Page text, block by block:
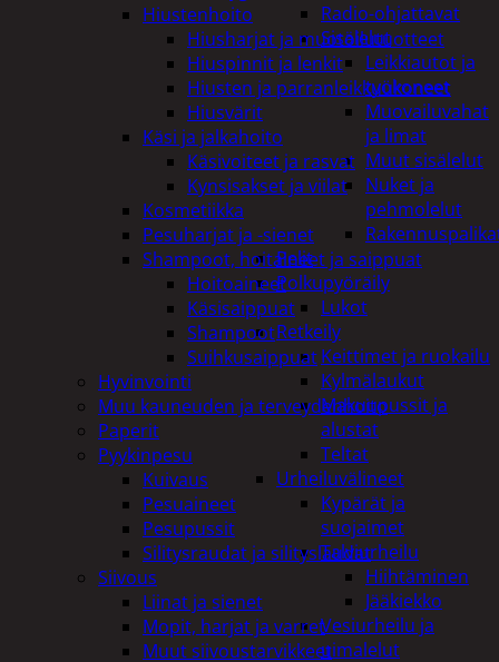
Radio-ohjattavat
Sisälelut
Leikkiautot ja
työkoneet
Muovailuvahat
ja limat
Muut sisälelut
Nuket ja
pehmolelut
Pelit
Polkupyöräily
Lukot
Retkeily
Keittimet ja ruokailu
Kylmälaukut
Makuupussit ja
alustat
Teltat
Urheiluvälineet
Kypärät ja
suojaimet
Talviurheilu
Hiihtäminen
Jääkiekko
Vesiurheilu ja
uimalelut
Hiustenhoito
Hiusharjat ja muotoilutuotteet
Hiuspinnit ja lenkit
Hiusten ja parranleikkuukoneet
Hiusvärit
Käsi ja jalkahoito
Käsivoiteet ja rasvat
Kynsisakset ja viilat
Kosmetiikka
Pesuharjat ja -sienet
Shampoot, hoitaineet ja saippuat
Hoitoaineet
Käsisaippuat
Shampoot
Suihkusaippuat
Hyvinvointi
Muu kauneuden ja terveydenhoito
Paperit
Pyykinpesu
Kuivaus
Pesuaineet
Pesupussit
Silitysraudat ja silityslaudat
Siivous
Liinat ja sienet
Mopit, harjat ja varret
Muut siivoustarvikkeet